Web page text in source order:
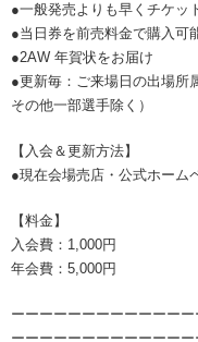
●一般発売よりも早くチケッ
●当日券を前売料金で購入可
●2AW 年賀状をお届け
●更新毎：ご来場日の出場所
その他一部選手除く）
【入会＆更新方法】
●現在会場売店・公式ホーム
【料金】
入会費：1,000円
年会費：5,000円
ーーーーーーーーーーーー
ーーーーーーーーーーーー